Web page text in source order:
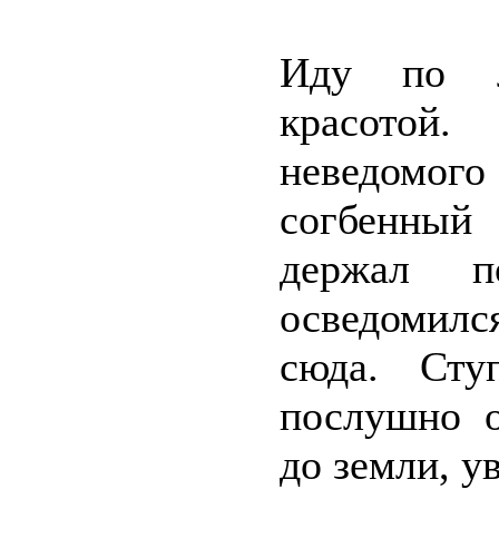
Иду по
держал
сюда.
послушно
до земли,